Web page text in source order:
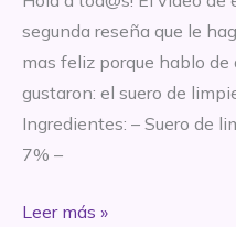
segunda reseña que le
mas feliz porque hablo de
gustaron: el suero de
Ingredientes: – Suero de
7% –
Super
Leer más »